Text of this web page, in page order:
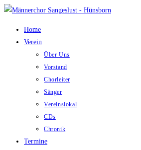
Zum
springen
Home
Verein
Über Uns
Vorstand
Chorleiter
Sänger
Vereinslokal
CDs
Chronik
Termine